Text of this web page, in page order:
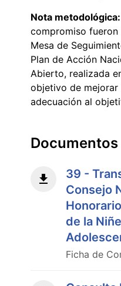
Nota metodológica:
compromiso fueron
Mesa de
Plan de Acción
Abierto, realizada
objetivo de mejorar
adecuación al
Documentos
39 -
Consejo
de la
Ficha de